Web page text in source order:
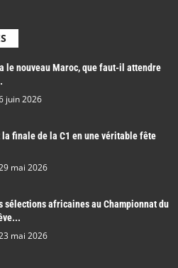
le nouveau Maroc, que faut-il attendre
juin 2026
finale de la C1 en une véritable fête
mai 2026
sélections africaines au Championnat du
mai 2026